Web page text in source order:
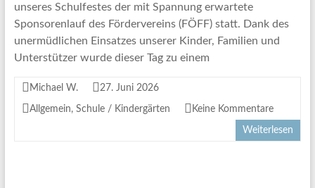
unseres Schulfestes der mit Spannung erwartete
Sponsorenlauf des Fördervereins (FÖFF) statt. Dank des
unermüdlichen Einsatzes unserer Kinder, Familien und
Unterstützer wurde dieser Tag zu einem
Michael W. 27. Juni 2026
Allgemein, Schule / Kindergärten Keine Kommentare
Weiterlesen